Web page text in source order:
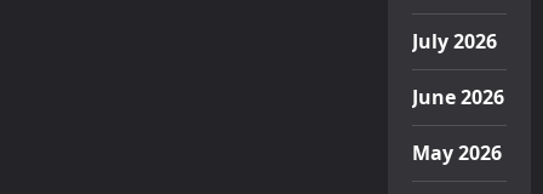
July 2026
June 2026
May 2026